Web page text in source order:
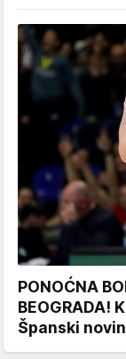
PONOĆNA
BEOGRADA!
Španski